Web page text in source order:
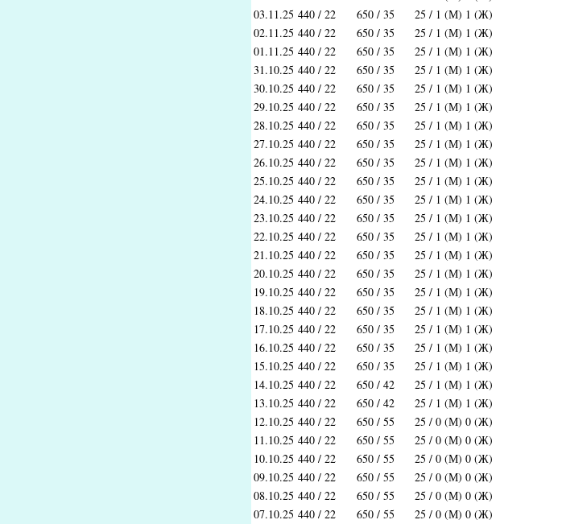
03.11.25 440 / 22 650 / 35
25 / 1 (М) 1 (Ж)
02.11.25 440 / 22 650 / 35
25 / 1 (М) 1 (Ж)
01.11.25 440 / 22 650 / 35
25 / 1 (М) 1 (Ж)
31.10.25 440 / 22 650 / 35
25 / 1 (М) 1 (Ж)
30.10.25 440 / 22 650 / 35
25 / 1 (М) 1 (Ж)
29.10.25 440 / 22 650 / 35
25 / 1 (М) 1 (Ж)
28.10.25 440 / 22 650 / 35
25 / 1 (М) 1 (Ж)
27.10.25 440 / 22 650 / 35
25 / 1 (М) 1 (Ж)
26.10.25 440 / 22 650 / 35
25 / 1 (М) 1 (Ж)
25.10.25 440 / 22 650 / 35
25 / 1 (М) 1 (Ж)
24.10.25 440 / 22 650 / 35
25 / 1 (М) 1 (Ж)
23.10.25 440 / 22 650 / 35
25 / 1 (М) 1 (Ж)
22.10.25 440 / 22 650 / 35
25 / 1 (М) 1 (Ж)
21.10.25 440 / 22 650 / 35
25 / 1 (М) 1 (Ж)
20.10.25 440 / 22 650 / 35
25 / 1 (М) 1 (Ж)
19.10.25 440 / 22 650 / 35
25 / 1 (М) 1 (Ж)
18.10.25 440 / 22 650 / 35
25 / 1 (М) 1 (Ж)
17.10.25 440 / 22 650 / 35
25 / 1 (М) 1 (Ж)
16.10.25 440 / 22 650 / 35
25 / 1 (М) 1 (Ж)
15.10.25 440 / 22 650 / 35
25 / 1 (М) 1 (Ж)
14.10.25 440 / 22 650 / 42
25 / 1 (М) 1 (Ж)
13.10.25 440 / 22 650 / 42
25 / 1 (М) 1 (Ж)
12.10.25 440 / 22 650 / 55
25 / 0 (М) 0 (Ж)
11.10.25 440 / 22 650 / 55
25 / 0 (М) 0 (Ж)
10.10.25 440 / 22 650 / 55
25 / 0 (М) 0 (Ж)
09.10.25 440 / 22 650 / 55
25 / 0 (М) 0 (Ж)
08.10.25 440 / 22 650 / 55
25 / 0 (М) 0 (Ж)
07.10.25 440 / 22 650 / 55
25 / 0 (М) 0 (Ж)